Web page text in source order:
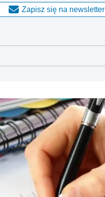
Zapisz się na newsletter